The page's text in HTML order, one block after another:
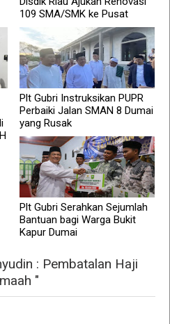
109 SMA/SMK ke Pusat
Plt Gubri Instruksikan PUPR
Perbaiki Jalan SMAN 8 Dumai
yang Rusak
Plt Gubri Serahkan Sejumlah
Bantuan bagi Warga Bukit
Kapur Dumai
: Pembatalan Haji
"